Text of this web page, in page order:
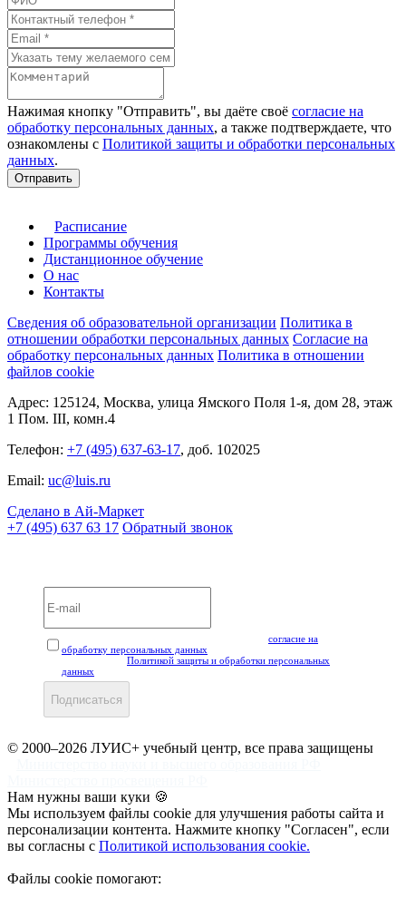
Нажимая кнопку "Отправить", вы даёте своё согласие на
обработку персональных данных, а также подтверждаете, что
ознакомлены с Политикой защиты и обработки персональных
данных.
Отправить
Расписание
Программы обучения
Дистанционное обучение
О нас
Контакты
Сведения об образовательной организации Политика в
отношении обработки персональных данных Согласие на
обработку персональных данных Политика в отношении
файлов cookie
Адрес: 125124, Москва, улица Ямского Поля 1-я, дом 28, этаж
1 Пом. III, комн.4
Телефон: +7 (495) 637-63-17, доб. 102025
Email: uc@luis.ru
Сделано в Ай-Маркет
+7 (495) 637 63 17 Обратный звонок
согласие на
обработку персональных данных
Политикой защиты и обработки персональных
данных
Подписаться
© 2000–2026 ЛУИС+ учебный центр, все права защищены
Нам нужны ваши куки 🍪
Мы используем файлы cookie для улучшения работы сайта и
персонализации контента. Нажмите кнопку "Согласен", если
вы согласны с Политикой использования cookie.
Файлы cookie помогают: